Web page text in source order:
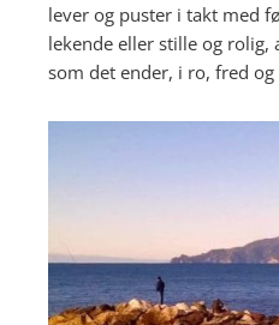
lever og puster i takt med
lekende eller stille og rolig,
som det ender, i ro, fred og